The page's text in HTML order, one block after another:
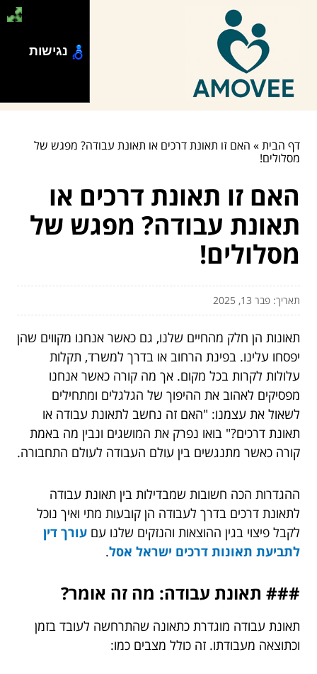
דף הבית» האם זו תאונת דרכים או תאונת עבודה? מפגש של
מסלולים!
האם זו תאונת דרכים או
תאונת עבודה? מפגש של
מסלולים!
תאריך: פבר 13, 2025
תאונות הן חלק מהחיים שלנו, גם כאשר אנחנו מקווים שהן
יפסחו עלינו. בפינת הרחוב או בדרך למשרד, תקלות
עלולות לקרות בכל מקום. אך מה קורה כאשר אנחנו
מפסיקים לאהוב את ההיפוך של הגלגלים ומתחילים
לשאול את עצמנו: "האם זה נחשב לתאונת עבודה או
תאונת דרכים?" בואו נפרק את המושגים ונבין מה באמת
קורה כאשר מתנגשים בין עולם העבודה לעולם התחבורה.
ההגדרות הכה חשובות שמבדילות בין תאונת עבודה
לתאונת דרכים בדרך לעבודה הן קובעות מתי ואיך נוכל
לקבל פיצוי בגין ההוצאות והנזקים שלנו עם עורך דין
לתביעת תאונות דרכים ישראל אסל.
### תאונת עבודה: מה זה אומר?
תאונת עבודה מוגדרת כתאונה שהתרחשה לעובד בזמן
וכתוצאה מעבודתו. זה כולל מצבים כמו:
נגישות